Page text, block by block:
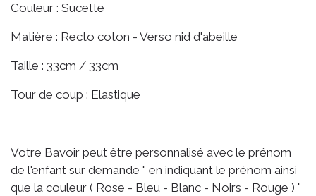
Couleur : Sucette
Matière : Recto coton - Verso nid d'abeille
Taille : 33cm / 33cm
Tour de coup : Elastique
Votre Bavoir peut être personnalisé avec le prénom
de l'enfant sur demande " en indiquant le prénom ainsi
que la couleur ( Rose - Bleu - Blanc - Noirs - Rouge ) "